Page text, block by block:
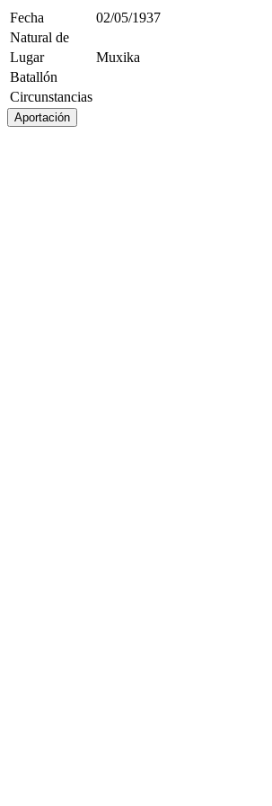
Fecha
02/05/1937
Natural de
Lugar
Muxika
Batallón
Circunstancias